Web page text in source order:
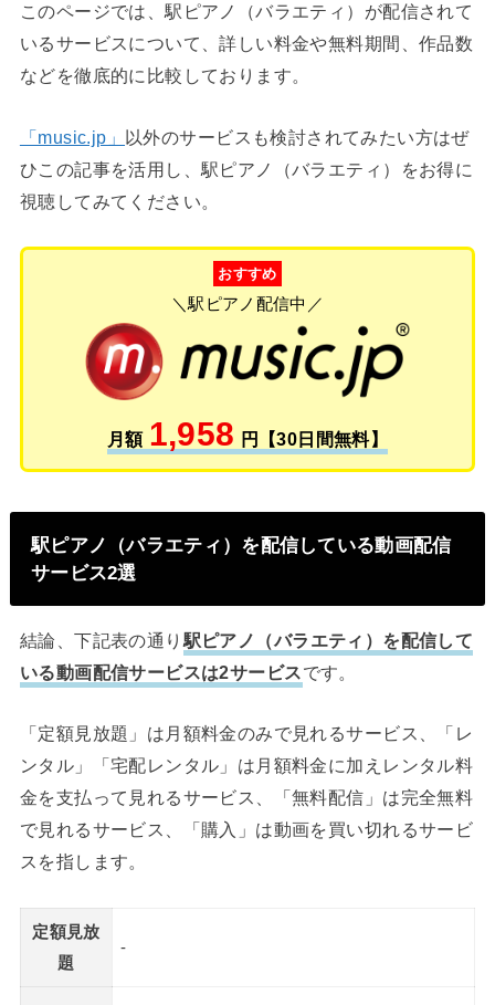
このページでは、駅ピアノ（バラエティ）が配信されて
いるサービスについて、詳しい料金や無料期間、作品数
などを徹底的に比較しております。
「music.jp」 以外のサービスも検討されてみたい方はぜ
ひこの記事を活用し、駅ピアノ（バラエティ）をお得に
視聴してみてください。
おすすめ
＼駅ピアノ配信中／
月額 1,958 円【30日間無料】
駅ピアノ（バラエティ）を配信している動画配信
サービス2選
結論、下記表の通り 駅ピアノ（バラエティ）を配信して
いる動画配信サービスは2サービスです。
「定額見放題」は月額料金のみで見れるサービス、「レ
ンタル」「宅配レンタル」は月額料金に加えレンタル料
金を支払って見れるサービス、「無料配信」は完全無料
で見れるサービス、「購入」は動画を買い切れるサービ
スを指します。
定額見放
題
-